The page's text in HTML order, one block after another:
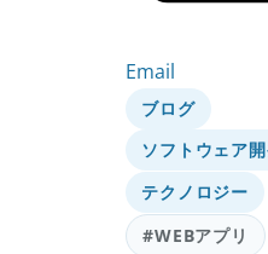
Email
ブログ
ソフトウェア
テクノロジー
#WEBアプリ